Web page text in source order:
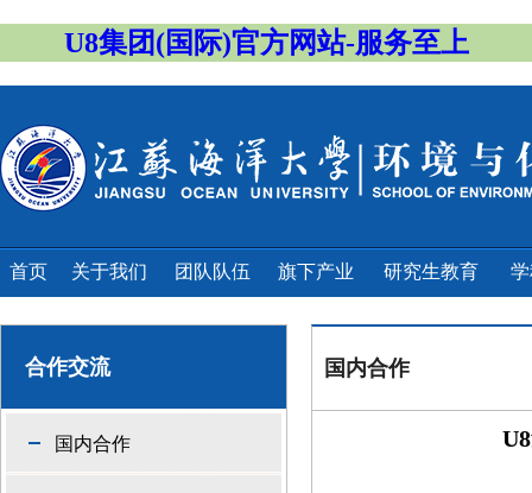
U8集团(国际)官方网站-服务至上
首页 关于我们 团队队伍 旗下产业 研究生教育
合作交流
国内合作
国内合作